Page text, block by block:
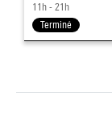
11h - 21h
Terminé